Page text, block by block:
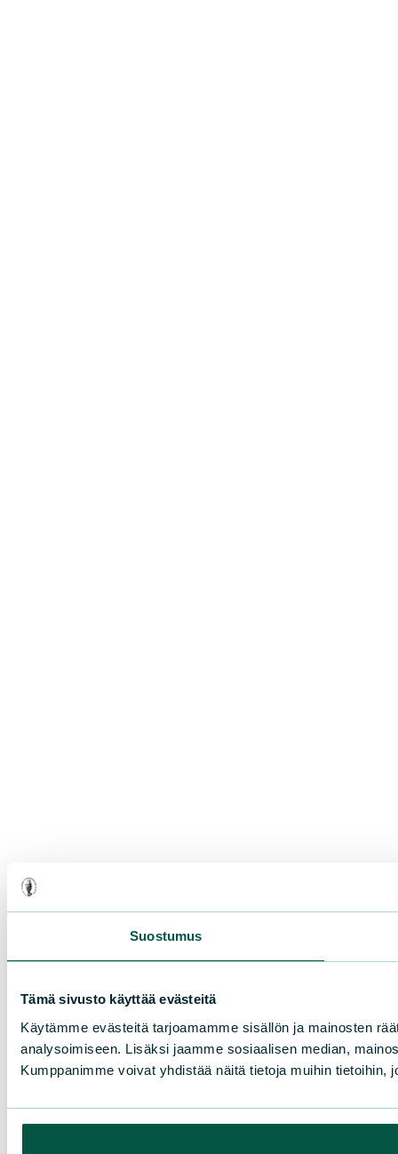
Suostumus
Tämä sivusto käyttää evästeitä
Käytämme evästeitä tarjoamamme sisällön ja mainosten
analysoimiseen. Lisäksi jaamme sosiaalisen median,
Kumppanimme voivat yhdistää näitä tietoja muihin tietoihin,